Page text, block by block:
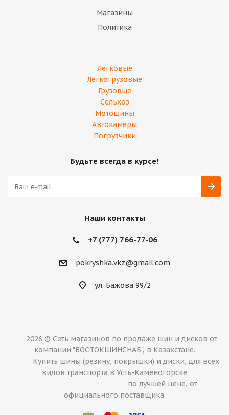
Магазины
Политика
Легковые
Легкогрузовые
Грузовые
Сельхоз
Мотошины
Автокамеры
Погрузчики
Будьте всегда в курсе!
Наши контакты
+7 (777) 766-77-06
pokryshka.vkz@gmail.com
ул. Бажова 99/2
2026 © Сеть магазинов по продаже шин и дисков от
компании "ВОСТОКШИНСНАБ", в Казахстане.
Купить шины (резину, покрышки) и диски, для всех
видов транспорта в Усть-Каменогорске
по лучшей цене, от
официального поставщика.